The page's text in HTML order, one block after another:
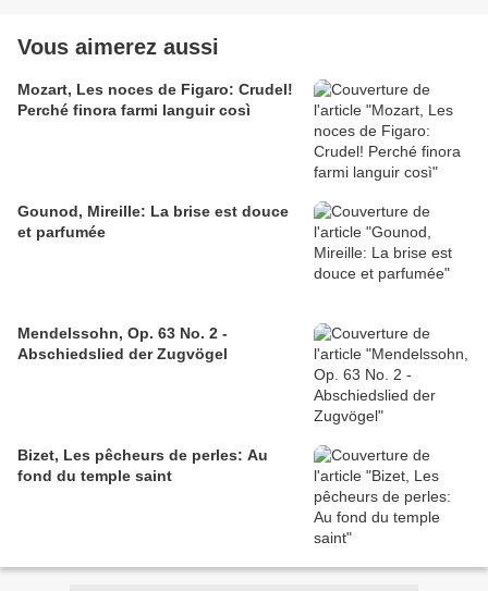
Vous aimerez aussi
Mozart, Les noces de Figaro: Crudel!
Perché finora farmi languir così
Gounod, Mireille: La brise est douce
et parfumée
Mendelssohn, Op. 63 No. 2 -
Abschiedslied der Zugvögel
Bizet, Les pêcheurs de perles: Au
fond du temple saint